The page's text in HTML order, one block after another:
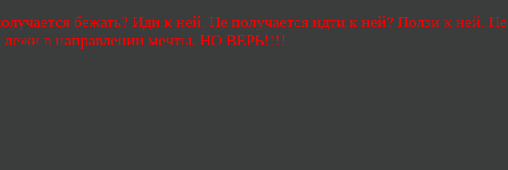
бежать? Иди к ней. Не получается идти к ней? Ползи к ней. Не
лежи в направлении мечты. НО ВЕРЬ!!!!